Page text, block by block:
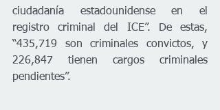
ciudadanía estadounidense en el
registro criminal del ICE”. De estas,
“435,719 son criminales convictos, y
226,847 tienen cargos criminales
pendientes”.